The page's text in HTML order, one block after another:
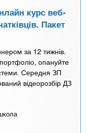
курс веб-
Пакет
за 12 тижнів.
опануйте
Середня ЗП
відеорозбір ДЗ